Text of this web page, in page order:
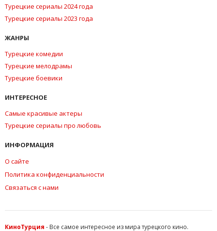
Турецкие сериалы 2024 года
Турецкие сериалы 2023 года
ЖАНРЫ
Турецкие комедии
Турецкие мелодрамы
Турецкие боевики
ИНТЕРЕСНОЕ
Самые красивые актеры
Турецкие сериалы про любовь
ИНФОРМАЦИЯ
О сайте
Политика конфиденциальности
Связаться с нами
КиноТурция - Все самое интересное из мира турецкого кино.